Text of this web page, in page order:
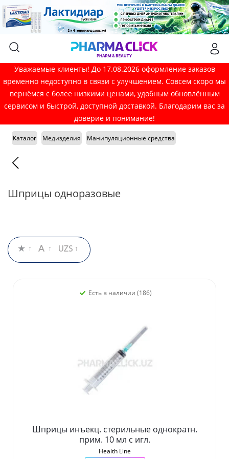
Уважаемые клиенты! До 17.08.2026 оформление заказов
временно недоступно в связи с улучшением. Совсем скоро мы
вернёмся с более низкими ценами, удобным обновлённым
сервисом и быстрой, доступной доставкой. Благодарим вас за
доверие и понимание!
Каталог Медизделия Манипуляционные средства
Шприцы одноразовые
Есть в наличии (186)
Шприцы инъекц. стерильные однократн.
прим. 10 мл с игл.
Health Line